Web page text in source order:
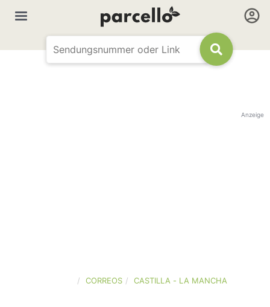
Anzeige
CORREOS CASTILLA - LA MANCHA